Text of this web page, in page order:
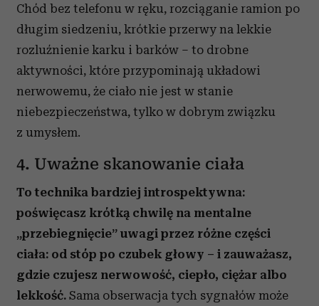
Chód bez telefonu w ręku, rozciąganie ramion po
długim siedzeniu, krótkie przerwy na lekkie
rozluźnienie karku i barków – to drobne
aktywności, które przypominają układowi
nerwowemu, że ciało nie jest w stanie
niebezpieczeństwa, tylko w dobrym związku
z umysłem.
4. Uważne skanowanie ciała
To technika bardziej introspektywna:
poświęcasz krótką chwilę na mentalne
„przebiegnięcie” uwagi przez różne części
ciała: od stóp po czubek głowy – i zauważasz,
gdzie czujesz nerwowość, ciepło, ciężar albo
lekkość. Sama obserwacja tych sygnałów może